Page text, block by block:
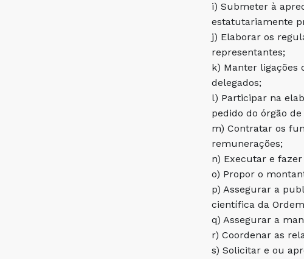
i) Submeter à
estatutariamente
j) Elaborar os
representantes;
k) Manter ligações
delegados;
l) Participar na
pedido do órgão
m) Contratar os
remunerações;
n) Executar e
o) Propor o
p) Assegurar a
científica da
q) Assegurar a
r) Coordenar as
s) Solicitar e ou